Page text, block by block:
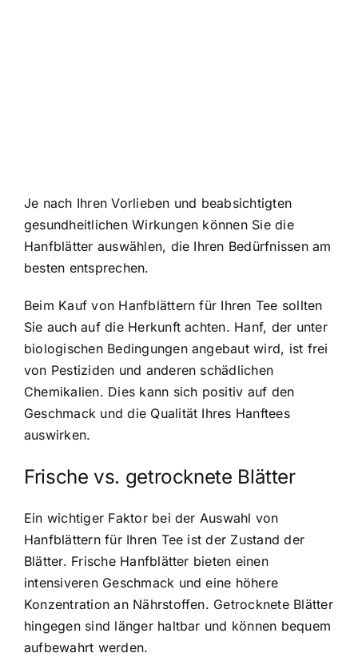
Je nach Ihren Vorlieben und beabsichtigten
gesundheitlichen Wirkungen können Sie die
Hanfblätter auswählen, die Ihren Bedürfnissen am
besten entsprechen.
Beim Kauf von Hanfblättern für Ihren Tee sollten
Sie auch auf die Herkunft achten. Hanf, der unter
biologischen Bedingungen angebaut wird, ist frei
von Pestiziden und anderen schädlichen
Chemikalien. Dies kann sich positiv auf den
Geschmack und die Qualität Ihres Hanftees
auswirken.
Frische vs. getrocknete Blätter
Ein wichtiger Faktor bei der Auswahl von
Hanfblättern für Ihren Tee ist der Zustand der
Blätter. Frische Hanfblätter bieten einen
intensiveren Geschmack und eine höhere
Konzentration an Nährstoffen. Getrocknete Blätter
hingegen sind länger haltbar und können bequem
aufbewahrt werden.